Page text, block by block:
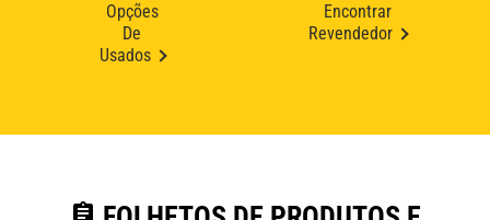
Opções
De
Usados
Encontrar
Revendedor
assignment